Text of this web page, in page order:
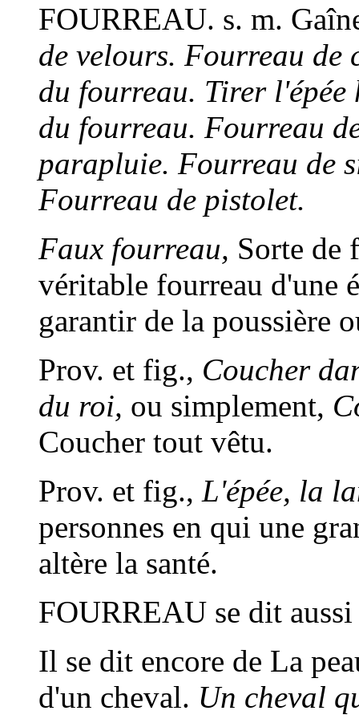
FOURREAU. s. m.
de velours. Fourreau de
du fourreau. Tirer
du fourreau. Fourreau
parapluie. Fourreau de
Fourreau de pistolet.
Faux fourreau, Sorte de
véritable fourreau d'une
garantir de la poussière
Prov. et fig., Coucher
du roi, ou simplement,
Coucher tout vêtu.
Prov. et fig., L'épée, la
personnes en qui une
altère la santé.
FOURREAU se dit
Il se dit encore de La
d'un cheval. Un cheval